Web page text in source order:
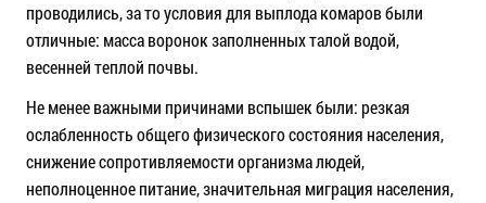
проводились, за то условия для выплода комаров были
отличные: масса воронок заполненных талой водой,
весенней теплой почвы.
Не менее важными причинами вспышек были: резкая
ослабленность общего физического состояния населения,
снижение сопротивляемости организма людей,
неполноценное питание, значительная миграция населения,